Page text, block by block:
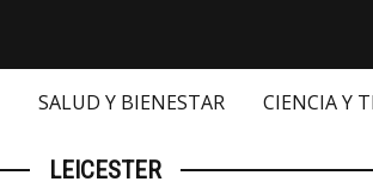
SALUD Y BIENESTAR CIENCIA Y
LEICESTER